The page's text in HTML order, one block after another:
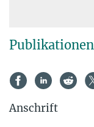
Publikationen
Anschrift